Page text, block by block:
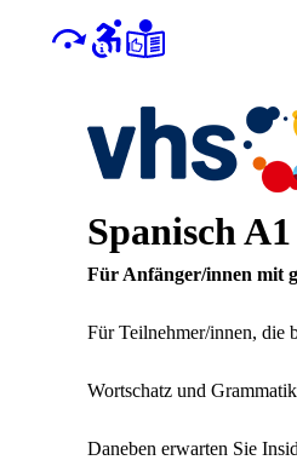
Spanisch
Für Anfänger/innen mit
Für Teilnehmer/innen, die
Wortschatz und
Daneben erwarten Sie